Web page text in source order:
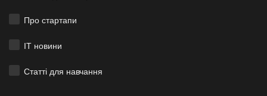
Про стартапи
ІТ новини
Статті для навчання